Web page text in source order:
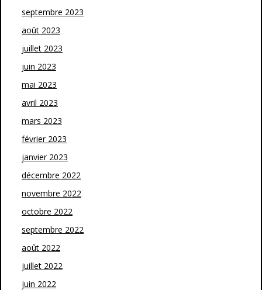
septembre 2023
août 2023
juillet 2023
juin 2023
mai 2023
avril 2023
mars 2023
février 2023
janvier 2023
décembre 2022
novembre 2022
octobre 2022
septembre 2022
août 2022
juillet 2022
juin 2022